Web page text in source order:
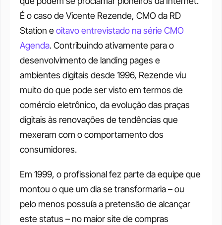
É o caso de Vicente Rezende, CMO da RD
Station e oitavo entrevistado na série CMO
Agenda. Contribuindo ativamente para o
desenvolvimento de landing pages e
ambientes digitais desde 1996, Rezende viu
muito do que pode ser visto em termos de
comércio eletrônico, da evolução das praças
digitais às renovações de tendências que
mexeram com o comportamento dos
consumidores.
Em 1999, o profissional fez parte da equipe que
montou o que um dia se transformaria – ou
pelo menos possuía a pretensão de alcançar
este status – no maior site de compras